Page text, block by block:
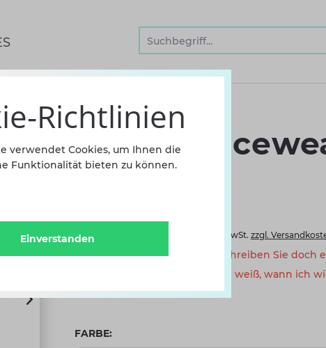
Mara
Trikot
79,90 €
inkl. MwSt. zzgl.
Oups! Bin leider nicht da. Schreiben Sie doch
point.de. Das Demi-Point Team weiß, wann ich
FARBE:
Richtlinien
verwendet Cookies, um Ihnen die
Funktionalität bieten zu können.
Einverstanden